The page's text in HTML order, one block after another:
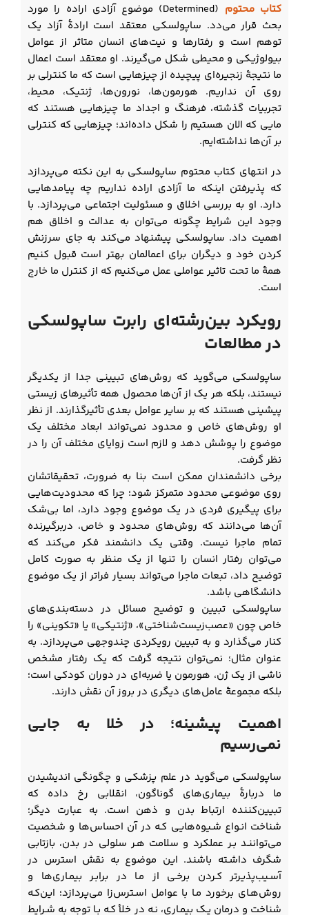
کتاب محتوم
(Determined) موضوع آزادی اراده را مورد
بحث قرار می‌دد. ساپولسکی معتقد است ارادۀ آزاد یک
توهم است و رفتارها و نیت‌های انسان متاثر از عوامل
بیولوژیکی و محیطی شکل می‌گیرند. او معتقد است اعمال
ما نتیجۀ زنجیره‌ای پیچیده از چیزهایی است که ما کنترلی بر
روی آن نداریم. هورمون‌ها، نورون‌ها، ژنتیک، محیط،
تجربیات گذشته، فرهنگ و اجداد ما چیزهایی هستند که
مایی که الان هستیم را شکل داده‌اند؛ چیزهایی که کنترلی
بر آن‌ها نداشته‌ایم.
در انتهای کتاب محتوم ساپولسکی به این نکته می‌پردازد
که پذیرفتن اینکه ما آزادی اراده نداریم چه پیامدهایی
دارد. او به بررسی اخلاق و مسئولیت اجتماعی می‌پردازد. با
وجود این شرایط چگونه می‌توان به عدالت و اخلاق هم
اهمیت داد. ساپولسکی پیشنهاد می‌کند به جای سرزنش
کردن خود و دیگران برای اعمالمان بهتر است قبول کنیم
همۀ ما تحت تاثیر عواملی عمل می‌کنیم که از کنترل ما خارج
است.
رویکرد بین‌رشته‌ای رابرت ساپولسکی
در مطالعات
ساپولسکی می‌گوید که روش‌‌های تبیینی جدا از یکدیگر
نیستند، بلکه هر یک از آن‌ها محصول همه تأثیرهای زیستی
پیشینی هستند که بر سایر عوامل بعدی تأثیرگذارند. از نظر
او روش‌های خاص و محدود نمی‌تواند ابعاد مختلف یک
موضوع را پوشش دهد و لازم است زوایای مختلف آن را در
نظر گرفت.
برخی دانشمندان ممکن است بنا به ‌ضرورت، تحقیقاتشان
روی موضوعی محدود متمرکز شود؛ چرا که محدودیت‌‌هایی
برای پیگیری فردی در یک موضوع وجود دارد، اما بی‌‌شک
آن‌ها می‌‌دانند که روش‌‌های محدود و خاص، دربرگیرنده
تمام ماجرا نیست. وقتی یک دانشمند فکر ‌می‏‌کند که
می‌توان رفتار انسان را تنها از یک منظر به صورت کامل
توضیح داد، تبعات ماجرا می‌تواند بسیار فراتر از یک موضوع
دانشگاهی باشد.
ساپولسکی تبیین و توضیح مسائل در دسته‌بندی‌های
خاص چون «عصب‌زیست‌شناختی»، «ژنتیکی» یا «تکوینی» را
کنار می‌گذارد و به تبیین رویکردی چندوجهی می‌پردازد. به
عنوان مثال؛ نمی‌‌توان نتیجه گرفت که یک رفتار مشخص
ناشی از یک ژن، هورمون یا ضربه‌ای در دوران کودکی است؛
بلکه مجموعۀ عامل‌های دیگری در بروز آن نقش دارند.
اهمیت پیشینه؛ در خلا به جایی
نمی‌رسیم
ساپولسکی می‌گوید در علم پزشکی و چگونگی اندیشیدن
ما دربارۀ بیماری‌های گوناگون، انقلابی رخ داده که
تبیین‌کننده ارتباط بدن و ذهن اسـت. به عبارت دیگر؛
شناخت انـواع شـیوه‌هایی کـه در آن احساس‌ها و شخصیت
می‌تواننـد بـر عملکرد و سلامت هـر سلولی در بدن، بازتابی
شگرف داشـته باشند. این موضوع به نقش استرس در
آسـیب‌پذیرتر کـردن برخـی از مـا در برابـر بیمـاری‌ها و
روش‌هـای برخورد مـا با عوامل اسـترس‌زا می‌پردازد؛ این‌کـه
شناخت و درمان یـک بیمـاری، نـه در خلأ کـه بـا توجه به شـرایط